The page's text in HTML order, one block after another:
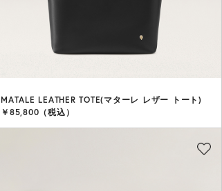
MATALE LEATHER TOTE(マターレ レザー トート)
￥85,800（税込）